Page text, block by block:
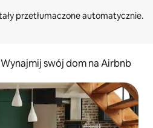
Wynajmij swój dom na Airbnb